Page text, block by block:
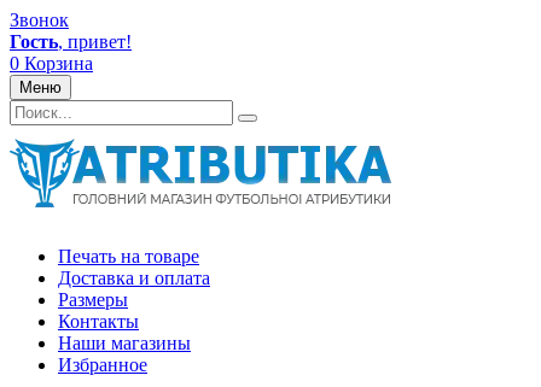
Звонок
Гость, привет!
0 Корзина
Меню
Печать на товаре
Доставка и оплата
Размеры
Контакты
Наши магазины
Избранное